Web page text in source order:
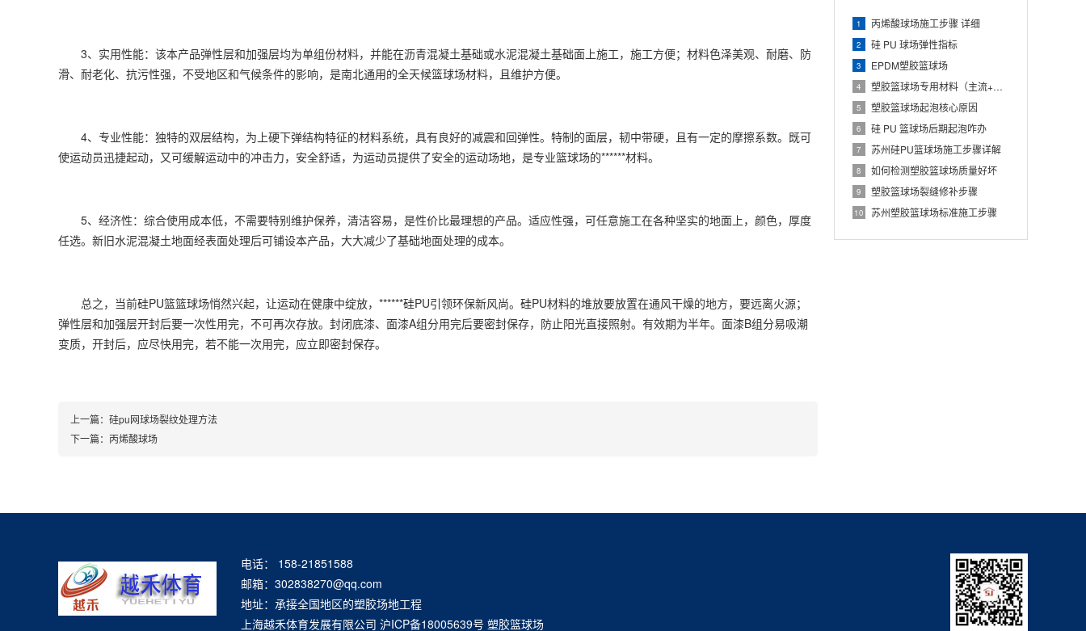
1 丙烯酸球场施工步骤 详细
2 硅 PU 球场弹性指标
3 EPDM塑胶篮球场
4 塑胶篮球场专用材料（主流+配套+标准）
5 塑胶篮球场起泡核心原因
6 硅 PU 篮球场后期起泡咋办
7 苏州硅PU篮球场施工步骤详解
8 如何检测塑胶篮球场质量好坏
9 塑胶篮球场裂缝修补步骤
10 苏州塑胶篮球场标准施工步骤
3、实用性能：该本产品弹性层和加强层均为单组份材料，并能在沥青混凝土基础或水泥混凝土基础面上施工，施工方便；材料色泽美观、耐磨、防
滑、耐老化、抗污性强，不受地区和气候条件的影响，是南北通用的全天候篮球场材料，且维护方便。
4、专业性能：独特的双层结构，为上硬下弹结构特征的材料系统，具有良好的减震和回弹性。特制的面层，韧中带硬，且有一定的摩擦系数。既可
使运动员迅捷起动，又可缓解运动中的冲击力，安全舒适，为运动员提供了安全的运动场地，是专业篮球场的******材料。
5、经济性：综合使用成本低，不需要特别维护保养，清洁容易，是性价比最理想的产品。适应性强，可任意施工在各种坚实的地面上，颜色，厚度
任选。新旧水泥混凝土地面经表面处理后可铺设本产品，大大减少了基础地面处理的成本。
总之，当前硅PU篮篮球场悄然兴起，让运动在健康中绽放，******硅PU引领环保新风尚。硅PU材料的堆放要放置在通风干燥的地方，要远离火源；
弹性层和加强层开封后要一次性用完，不可再次存放。封闭底漆、面漆A组分用完后要密封保存，防止阳光直接照射。有效期为半年。面漆B组分易吸潮
变质，开封后，应尽快用完，若不能一次用完，应立即密封保存。
上一篇： 硅pu网球场裂纹处理方法
下一篇： 丙烯酸球场
电话： 158-21851588
邮箱：302838270@qq.com
地址：承接全国地区的塑胶场地工程
上海越禾体育发展有限公司 沪ICP备18005639号 塑胶篮球场